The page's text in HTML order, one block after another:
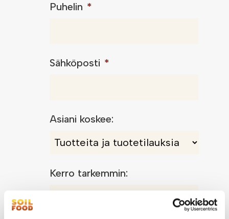
Puhelin *
Sähköposti *
Asiani koskee:
Kerro tarkemmin: